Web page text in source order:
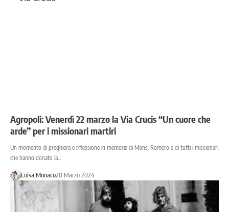
Agropoli: Venerdì 22 marzo la Via Crucis “Un cuore che
arde” per i missionari martiri
Un momento di preghiera e riflessione in memoria di Mons. Romero e di tutti i missionari
che hanno donato la…
Luisa Monaco20 Marzo 2024